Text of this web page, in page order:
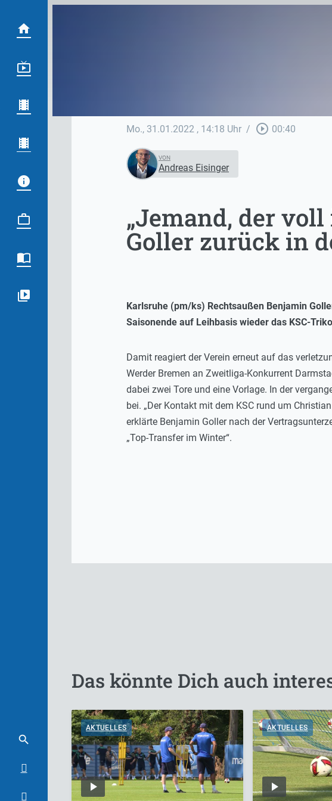
Mo., 31.01.2022 , 14:18 Uhr / play_circle_outline 00:40
VON
Andreas Eisinger
„Jemand, der
Goller zurück in
Karlsruhe (pm/ks) Rechtsaußen Benjamin
Saisonende auf Leihbasis wieder das KSC-
Damit reagiert der Verein erneut auf das
Werder Bremen an Zweitliga-Konkurrent
dabei zwei Tore und eine Vorlage. In der
bei. „Der Kontakt mit dem KSC rund um
erklärte Benjamin Goller nach der
„Top-Transfer im Winter“.
Das könnte Dich auch
AKTUELLES AKTUELLES